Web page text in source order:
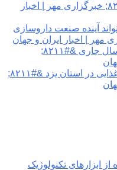
خدمات تخصصی سلامت &#۸۲۱۱; خبرگزاری مهر | اخبار
آینده صنعت داروسازی
معرفی ۱۰۰ فرآورده سنتی در سال جاری &#۸۲۱۱;
پایش مستمر کیفیت آب و مواد غذایی در استان یزد &#۸۲۱۱;
ابزارهای تکنولوژیک